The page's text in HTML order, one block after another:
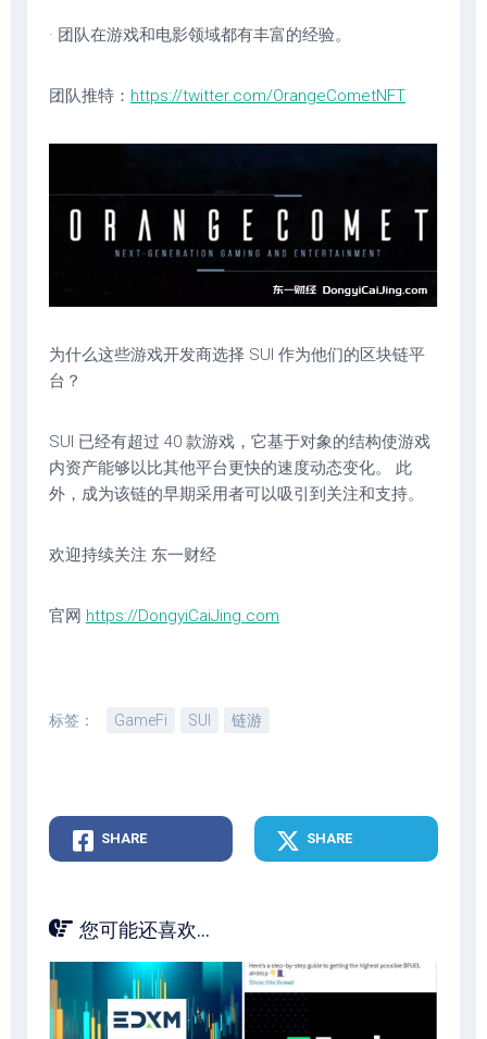
· 团队在游戏和电影领域都有丰富的经验。
团队推特： https://twitter.com/OrangeCometNFT
为什么这些游戏开发商选择 SUI 作为他们的区块链平
台？
SUI 已经有超过 40 款游戏，它基于对象的结构使游戏
内资产能够以比其他平台更快的速度动态变化。 此
外，成为该链的早期采用者可以吸引到关注和支持。
欢迎持续关注 东一财经
官网 https://DongyiCaiJing.com
标签： GameFi SUI 链游
SHARE SHARE
您可能还喜欢...